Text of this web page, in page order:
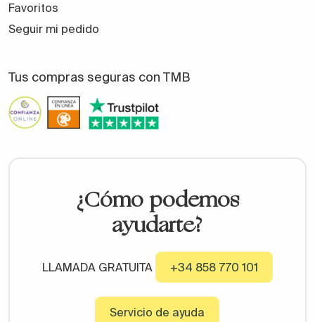
Favoritos
Seguir mi pedido
Tus compras seguras con TMB
¿Cómo podemos
ayudarte?
LLAMADA GRATUITA +34 858 770 101
Servicio de ayuda